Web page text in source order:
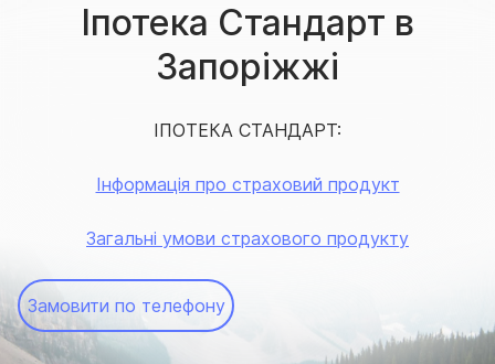
Іпотека Стандарт в
Запоріжжі
ІПОТЕКА СТАНДАРТ:
Інформація про страховий продукт
Загальні умови страхового продукту
Замовити по телефону